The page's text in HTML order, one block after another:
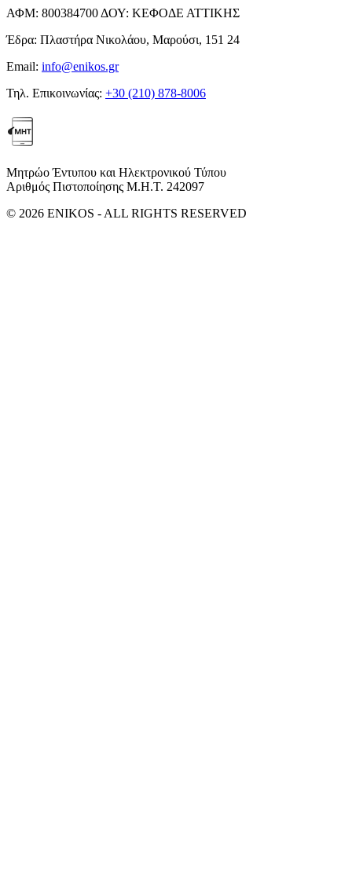
ΑΦΜ: 800384700 ΔΟΥ: ΚΕΦΟΔΕ ΑΤΤΙΚΗΣ
Έδρα: Πλαστήρα Νικολάου, Μαρούσι, 151 24
Email: info@enikos.gr
Τηλ. Επικοινωνίας: +30 (210) 878-8006
Μητρώο Έντυπου και Ηλεκτρονικού Τύπου
Αριθμός Πιστοποίησης Μ.Η.Τ. 242097
© 2026 ENIKOS - ALL RIGHTS RESERVED